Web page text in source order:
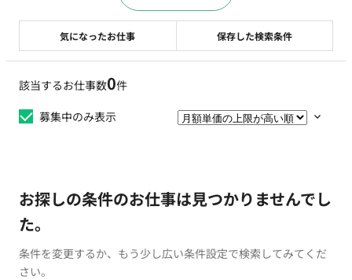
該当するお仕事数0件
募集中のみ表示
お探しの条件のお仕事は見つかりませんでし
た。
条件を変更するか、もう少し広い条件設定で検索してみてくだ
さい。
気になったお仕事 保存した検索条件